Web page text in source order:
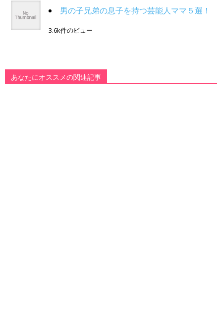
男の子兄弟の息子を持つ芸能人ママ５選！
3.6k件のビュー
あなたにオススメの関連記事